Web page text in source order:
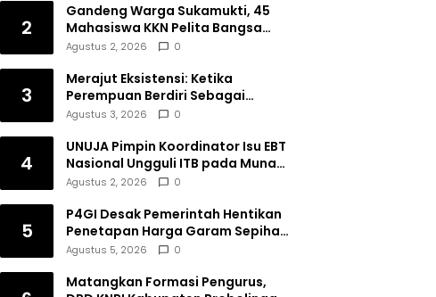
2
Gandeng Warga Sukamukti, 45
Mahasiswa KKN Pelita Bangsa
Bersihkan Drainase Desa
Agustus 2, 2026 0
3
Merajut Eksistensi: Ketika
Perempuan Berdiri Sebagai
Subjek
Agustus 3, 2026 0
4
UNUJA Pimpin Koordinator Isu EBT
Nasional Ungguli ITB pada Munas
BEM SI XIX
Agustus 2, 2026 0
5
P4GI Desak Pemerintah Hentikan
Penetapan Harga Garam Sepihak
oleh Pabrik
Agustus 5, 2026 0
Matangkan Formasi Pengurus,